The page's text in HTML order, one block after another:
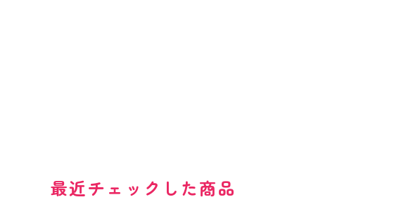
最近チェックした商品